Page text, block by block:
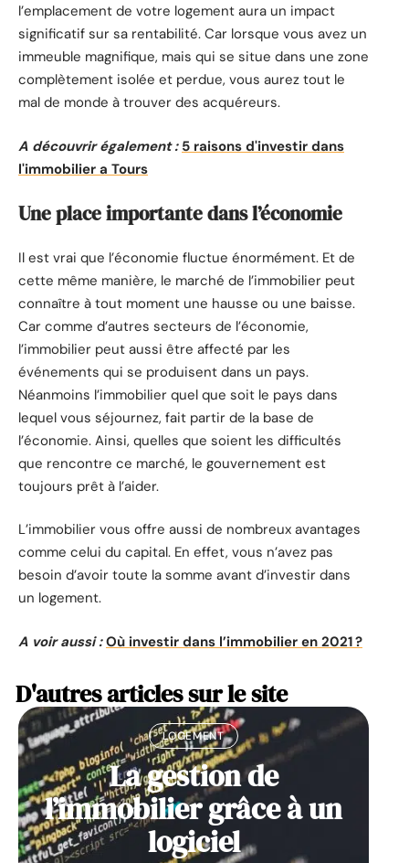
l’emplacement de votre logement aura un impact
significatif sur sa rentabilité. Car lorsque vous avez un
immeuble magnifique, mais qui se situe dans une zone
complètement isolée et perdue, vous aurez tout le
mal de monde à trouver des acquéreurs.
A découvrir également : 5 raisons d'investir dans
l'immobilier a Tours
Une place importante dans l’économie
Il est vrai que l’économie fluctue énormément. Et de
cette même manière, le marché de l’immobilier peut
connaître à tout moment une hausse ou une baisse.
Car comme d’autres secteurs de l’économie,
l’immobilier peut aussi être affecté par les
événements qui se produisent dans un pays.
Néanmoins l’immobilier quel que soit le pays dans
lequel vous séjournez, fait partir de la base de
l’économie. Ainsi, quelles que soient les difficultés
que rencontre ce marché, le gouvernement est
toujours prêt à l’aider.
L’immobilier vous offre aussi de nombreux avantages
comme celui du capital. En effet, vous n’avez pas
besoin d’avoir toute la somme avant d’investir dans
un logement.
A voir aussi : Où investir dans l’immobilier en 2021 ?
D'autres articles sur le site
LOGEMENT
La gestion de
l’immobilier grâce à un
logiciel